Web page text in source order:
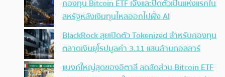
กองทุน Bitcoin ETF เจ๊งและปิดตัวเป็นแห่งแรกใน
สหรัฐหลังเงินทุนไหลออกไปฝั่ง AI
BlackRock ลุยเปิดตัว Tokenized สำหรับกองทุน
ตลาดเงินยุโรปมูลค่า 3.11 แสนล้านดอลลาร์
แบงก์ใหญ่สุดของอิตาลี ลดสัดส่วน Bitcoin ETF